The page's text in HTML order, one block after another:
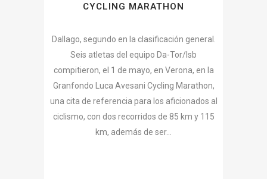
CYCLING MARATHON
Dallago, segundo en la clasificación general.
Seis atletas del equipo Da-Tor/Isb
compitieron, el 1 de mayo, en Verona, en la
Granfondo Luca Avesani Cycling Marathon,
una cita de referencia para los aficionados al
ciclismo, con dos recorridos de 85 km y 115
km, además de ser...